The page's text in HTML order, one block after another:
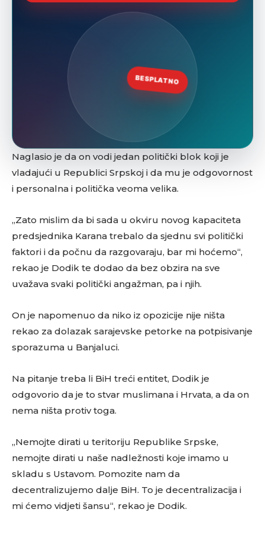
Naglasio je da on vodi jedan politički blok koji je
vladajući u Republici Srpskoj i da mu je odgovornost
i personalna i politička veoma velika.
„Zato mislim da bi sada u okviru novog kapaciteta
predsjednika Karana trebalo da sjednu svi politički
faktori i da počnu da razgovaraju, bar mi hoćemo“,
rekao je Dodik te dodao da bez obzira na sve
uvažava svaki politički angažman, pa i njih.
On je napomenuo da niko iz opozicije nije ništa
rekao za dolazak sarajevske petorke na potpisivanje
sporazuma u Banjaluci.
Na pitanje treba li BiH treći entitet, Dodik je
odgovorio da je to stvar muslimana i Hrvata, a da on
nema ništa protiv toga.
„Nemojte dirati u teritoriju Republike Srpske,
nemojte dirati u naše nadležnosti koje imamo u
skladu s Ustavom. Pomozite nam da
decentralizujemo dalje BiH. To je decentralizacija i
mi ćemo vid‌jeti šansu“, rekao je Dodik.